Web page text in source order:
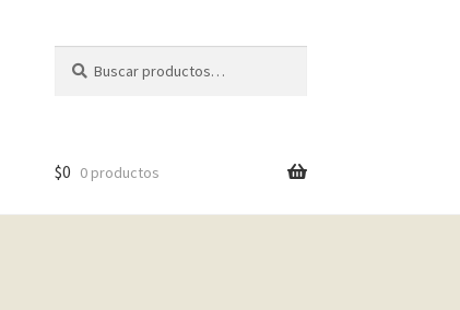
por:
$0 0 productos